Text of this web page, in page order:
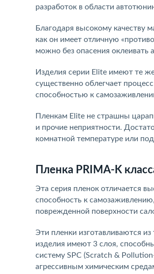
разработок в области
Благодаря высокому качеству
как он имеет отличную
можно без опасения оклеивать
Изделия серии Elite имеют те
существенно облегчает
способностью к
Пленкам Elite не страшны
и прочие неприятности.
комнатной температуре или
Пленка PRIMA-K
Эта серия пленок отличается
способность к
поврежденной поверхности
Эти пленки изготавливаются
изделия имеют 3 слоя,
систему SPC (Scratch &
агрессивным химическим